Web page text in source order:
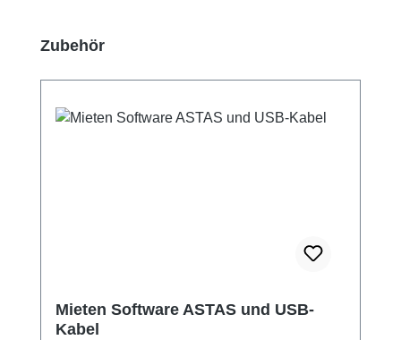
Produktgalerie überspringen
Zubehör
Mieten Software ASTAS und USB-
Kabel